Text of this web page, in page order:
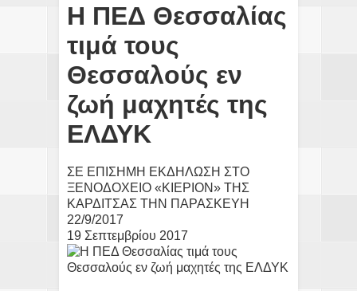
Η ΠΕΔ Θεσσαλίας
τιμά τους
Θεσσαλούς εν
ζωή μαχητές της
ΕΛΔΥΚ
ΣΕ ΕΠΙΣΗΜΗ ΕΚΔΗΛΩΣΗ ΣΤΟ
ΞΕΝΟΔΟΧΕΙΟ «ΚΙΕΡΙΟΝ» ΤΗΣ
ΚΑΡΔΙΤΣΑΣ ΤΗΝ ΠΑΡΑΣΚΕΥΗ
22/9/2017
19 Σεπτεμβρίου 2017